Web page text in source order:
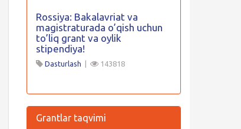
Rossiya: Bakalavriat va
magistraturada o’qish uchun
to’liq grant va oylik
stipendiya!
Dasturlash 143818
Grantlar taqvimi